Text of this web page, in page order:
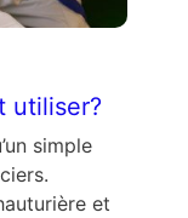
utiliser?
simple
et